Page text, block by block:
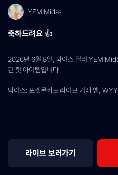
YEMIMidas
축하드려요 👍
2026년 6월 8일, 와이스 딜러
된 힛 아이템입니다.
와이스: 포켓몬카드 라이브 거래 앱,
라이브 보러가기